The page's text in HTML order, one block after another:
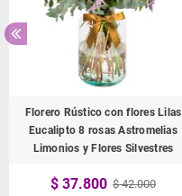
Florero Rústico con flores Lilas
Eucalipto 8 rosas Astromelias
Limonios y Flores Silvestres
$ 37.800 $ 42.000